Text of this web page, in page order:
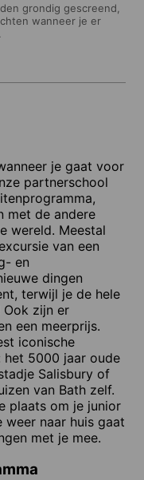
grondig gescreend,
wanneer je er
je gaat voor
partnerschool
met de andere
wereld. Meestal
van een
en
dingen
terwijl je de hele
zijn er
een meerprijs.
iconische
het 5000 jaar oude
Salisbury of
van Bath zelf.
plaats om je junior
weer naar huis gaat
met je mee.